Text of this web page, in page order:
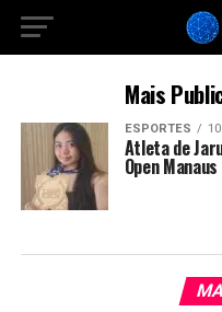
Mais
ESPORTES
Atleta de
Open